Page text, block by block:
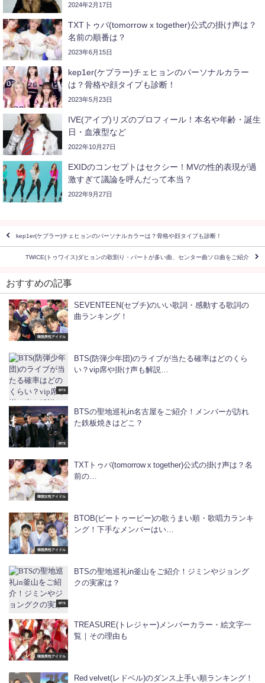
2024年2月17日
TXTトゥバ(tomorrow x together)公式の掛け声は？
名前の順番は？
2023年6月15日
kep1er(ケプラー)チェヒョンのパーソナルカラー
は？骨格や顔タイプも診断！
2023年5月23日
IVE(アイブ)リズのプロフィール！本名や年齢・誕生
日・血液型など
2022年10月27日
EXIDのコンセプトはセクシー！MVの性的表現が過
激すぎて議論を呼んだって本当？
2022年9月27日
kep1er(ケプラー)チェヒョンのパーソナルカラーは？骨格や顔タイプも診断！
TWICE(トゥワイス)ダヒョンの歌割り・パートが多い曲、センター曲ソロ曲をご紹介
おすすめの記事
韓国男性アイドル
SEVENTEEN(セブチ)のいい歌詞・感動する歌詞の
曲ランキング！
BTS
BTS(防弾少年団)のライブが当たる確率はどのくら
い？vip席や掛け声も解説…
BTS
BTSの聖地巡礼in名古屋をご紹介！メンバーが訪れ
た鉄板焼きはどこ？
韓国女性アイドル
TXTトゥバ(tomorrow x together)公式の掛け声は？名
前の…
韓国男性アイドル
BTOB(ビートゥービー)の歌うまい順・歌唱力ランキ
ング！下手なメンバーはい…
BTS
BTSの聖地巡礼in釜山をご紹介！ジミンやジョング
クの実家は？
韓国男性アイドル
TREASURE(トレジャー)メンバーカラー・絵文字一
覧｜その理由も
Red velvet(レドベル)のダンス上手い順ランキング！